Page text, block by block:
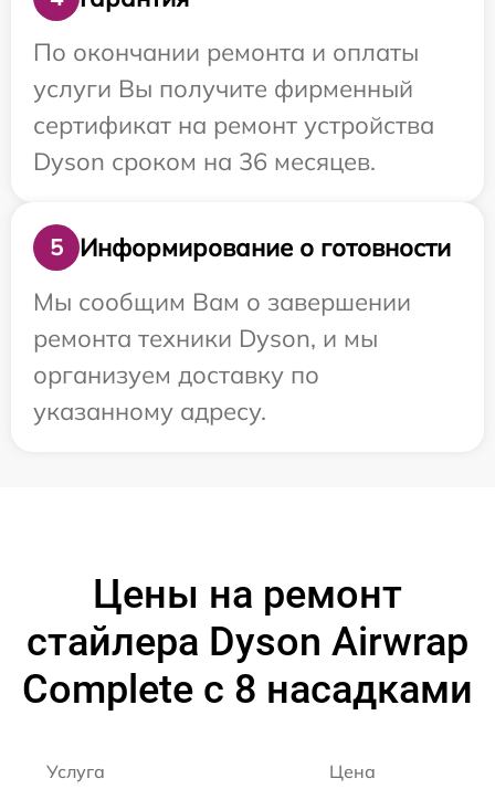
По окончании ремонта и оплаты
услуги Вы получите фирменный
сертификат на ремонт устройства
Dyson сроком на 36 месяцев.
5
Информирование о готовности
Мы сообщим Вам о завершении
ремонта техники Dyson, и мы
организуем доставку по
указанному адресу.
Цены на ремонт
стайлера Dyson Airwrap
Complete с 8 насадками
Услуга Цена